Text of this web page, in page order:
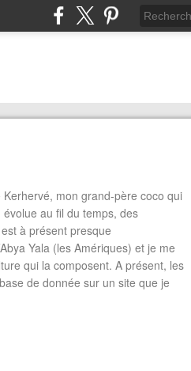
mon grand-père coco qui
au fil du temps, des
à présent presque
Yala (les Amériques) et je me
qui la composent. A présent, les
de donnée sur un site que je